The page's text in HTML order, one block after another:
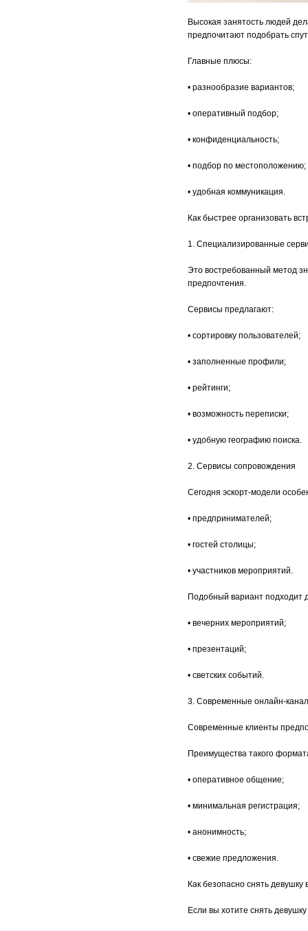
Высокая занятость людей
предпочитают подобрать
Главные плюсы:
• разнообразие вариантов;
• оперативный подбор;
• конфиденциальность;
• подбор по местоположению;
• удобная коммуникация.
Как быстрее организовать
1. Специализированные
Это востребованный метод
предпочтения.
Сервисы предлагают:
• сортировку пользователей;
• заполненные профили;
• рейтинги;
• возможность переписки;
• удобную географию поиска.
2. Сервисы сопровождения
Сегодня эскорт-модели
• предпринимателей;
• гостей столицы;
• участников мероприятий.
Подобный вариант подходит
• вечерних мероприятий;
• презентаций;
• светских событий.
3. Современные онлайн-
Современные клиенты
Преимущества такого
• оперативное общение;
• минимальная регистрация;
• анонимность;
• свежие предложения.
Как безопасно снять девушку
Если вы хотите снять